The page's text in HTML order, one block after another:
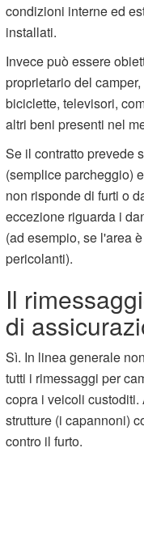
condizioni interne ed
installati.
Invece può essere
proprietario del
biciclette, televisori,
altri beni presenti nel
Se il contratto prevede
(semplice parcheggio)
non risponde di furti o
eccezione riguarda i
(ad esempio, se l'area
pericolanti).
Il
di
Sì. In linea generale
tutti i rimessaggi per
copra i veicoli
strutture (i capannoni)
contro il furto.